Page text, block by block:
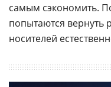
самым сэкономить.
попытаются вернуть
носителей